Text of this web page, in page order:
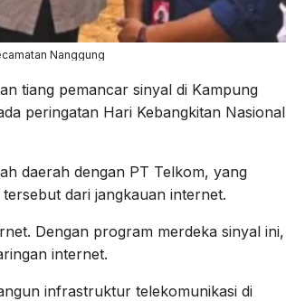
Nanggung
tiang pemancar sinyal di Kampung
peringatan Hari Kebangkitan Nasional
daerah dengan PT Telkom, yang
dari jangkauan internet.
Dengan program merdeka sinyal ini,
internet.
infrastruktur telekomunikasi di